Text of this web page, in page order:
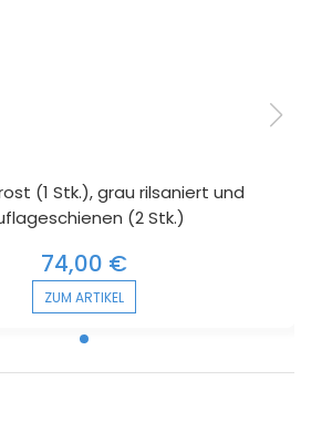
(1 Stk.), grau rilsaniert und
(2 Stk.)
74,00 €
ZUM ARTIKEL